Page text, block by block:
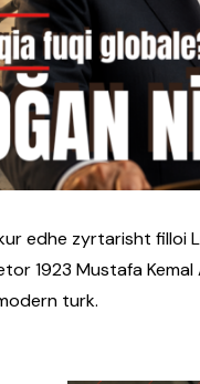
edhe zyrtarisht filloi
1923 Mustafa
turk.